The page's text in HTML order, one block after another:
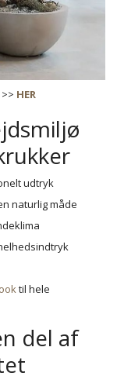
HER
udtryk
naturlig måde
til hele
del af